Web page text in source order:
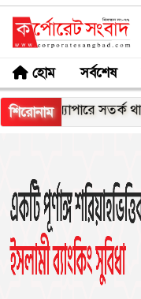
হোম সর্বশেষ
শিরোনামআহ্বান প্রধানমন্ত্রীর